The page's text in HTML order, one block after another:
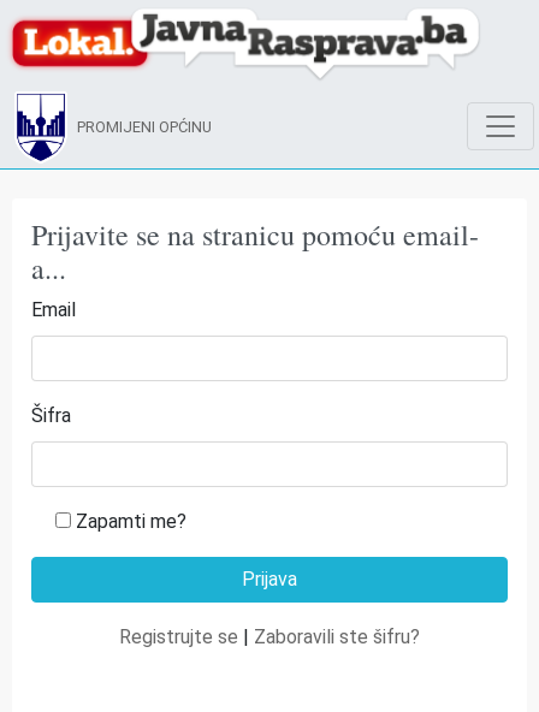
PROMIJENI OPĆINU
Prijavite se na stranicu pomoću email-
a...
Email
Šifra
Zapamti me?
Registrujte se | Zaboravili ste šifru?